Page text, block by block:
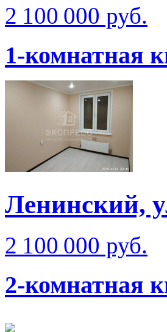
2 100 000 руб.
1-комнатная
Ленинский,
2 100 000 руб.
2-комнатная